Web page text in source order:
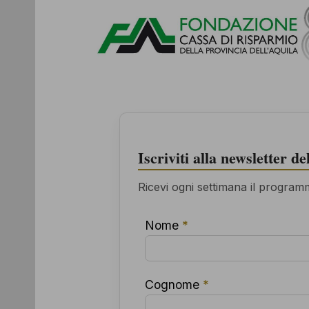
Iscriviti alla newsletter
Ricevi ogni settimana il
Nome *
Cognome *